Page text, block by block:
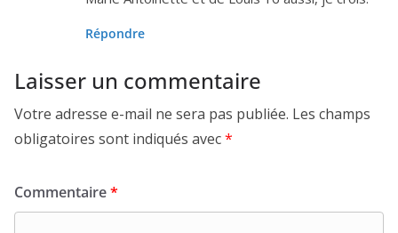
Répondre
Laisser un commentaire
Votre adresse e-mail ne sera pas publiée. Les champs
obligatoires sont indiqués avec*
Commentaire*